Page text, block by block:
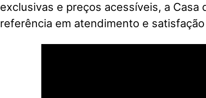
exclusivas e preços acessíveis, a Casa
referência em atendimento e